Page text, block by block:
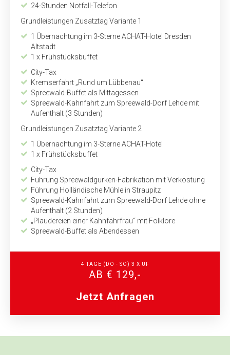
24-Stunden Notfall-Telefon
Grundleistungen Zusatztag Variante 1
1 Übernachtung im 3-Sterne ACHAT-Hotel Dresden
Altstadt
1 x Frühstücksbuffet
City-Tax
Kremserfahrt „Rund um Lübbenau“
Spreewald-Buffet als Mittagessen
Spreewald-Kahnfahrt zum Spreewald-Dorf Lehde mit
Aufenthalt (3 Stunden)
Grundleistungen Zusatztag Variante 2
1 Übernachtung im 3-Sterne ACHAT-Hotel
1 x Frühstücksbuffet
City-Tax
Führung Spreewaldgurken-Fabrikation mit Verkostung
Führung Holländische Mühle in Straupitz
Spreewald-Kahnfahrt zum Spreewald-Dorf Lehde ohne
Aufenthalt (2 Stunden)
„Plaudereien einer Kahnfährfrau“ mit Folklore
Spreewald-Buffet als Abendessen
4 TAGE (DO - SO) 3 X ÜF
AB € 129,-
Jetzt Anfragen